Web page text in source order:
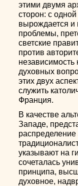
этими двумя
сторон: с
вырождается и
проблемы,
светские
против
независимость
духовных
этих двух
служить
Франция.
В качестве
Западе,
распределение
указывают на
сочеталась
принципа,
духовное,